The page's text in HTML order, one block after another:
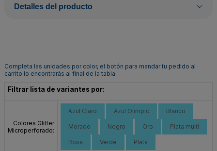
Detalles del producto
Completa las unidades por color, el botón para mandar tu pedido al
carrito lo encontrarás al final de la tabla.
Filtrar lista de variantes por:
Colores Glitter
Microperforado:
Azul Claro Azul Olimpic Blanco
Morado Negro Oro Plata multi
Rosa Verde Plata